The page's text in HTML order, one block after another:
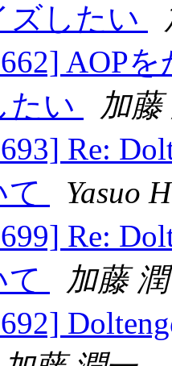
ズしたい
AOP
たい
加藤
Re:
Yasuo
Re:
加藤